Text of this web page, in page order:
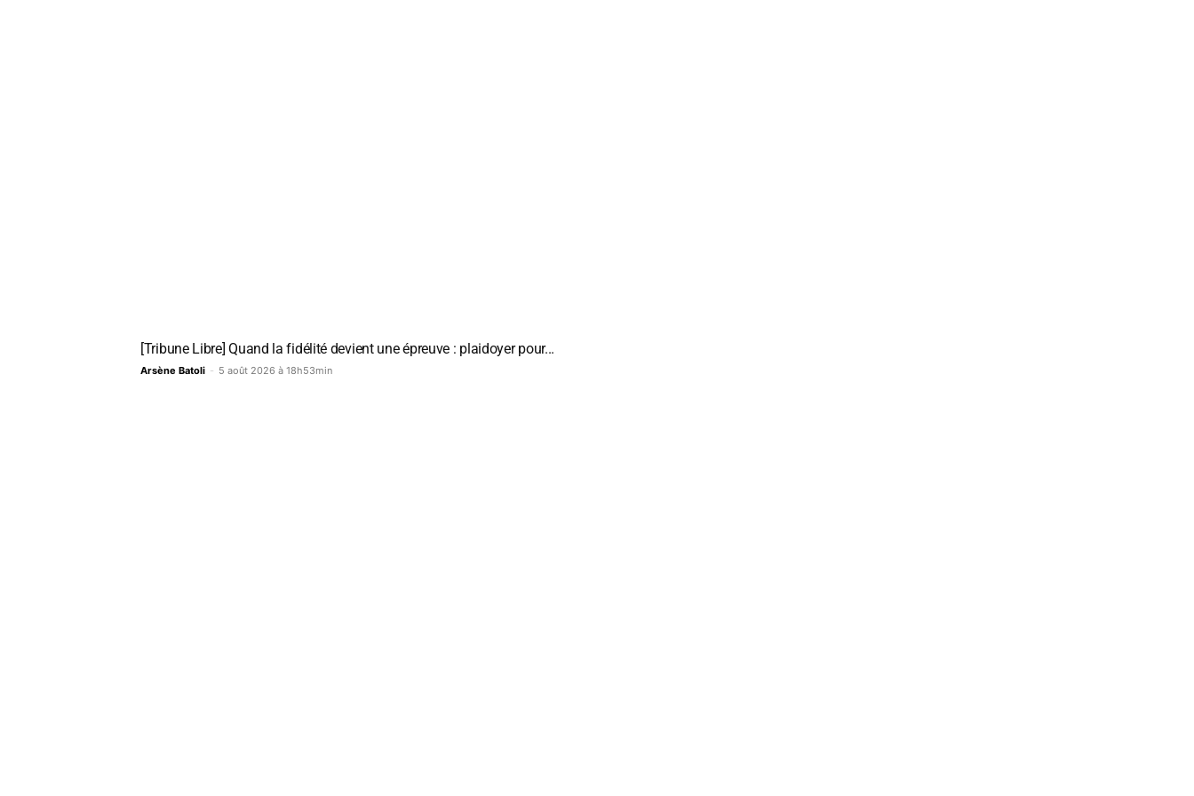
[Tribune Libre] Quand la fidélité devient une épreuve : plaidoyer pour...
Arsène Batoli - 5 août 2026 à 18h53min